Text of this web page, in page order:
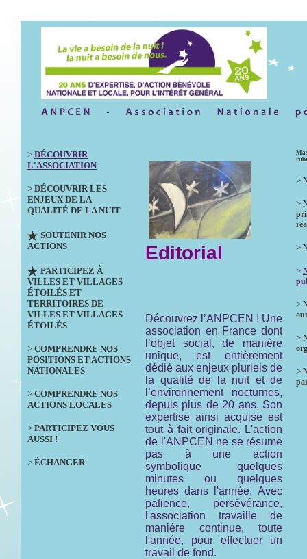
> DÉCOUVRIR
L'ASSOCIATION
> DÉCOUVRIR LES
ENJEUX DE LA
QUALITÉ DE LA NUIT
SOUTENIR NOS
ACTIONS
PARTICIPEZ À
VILLES ET VILLAGES
ÉTOILÉS ET
TERRITOIRES DE
VILLES ET VILLAGES
ÉTOILÉS
> COMPRENDRE NOS
POSITIONS ET ACTIONS
NATIONALES
> COMPRENDRE NOS
ACTIONS LOCALES
> PARTICIPEZ VOUS
AUSSI !
> ÉCHANGER
Editorial
Découvrez l’ANPCEN ! Une
association en France dont
l’objet social, de manière
unique, est entièrement
dédié aux enjeux pluriels de
la qualité de la nuit et de
l’environnement nocturnes,
depuis plus de 20 ans. Son
expertise ainsi acquise est
tout à fait originale. L'action
de l'ANPCEN ne se résume
pas à une action
symbolique quelques
minutes ou quelques
heures dans l'année. Avec
patience, persévérance,
l'association travaille de
manière continue, toute
l'année, pour effectuer un
travail de fond.
>
>
>
>
>
>
>